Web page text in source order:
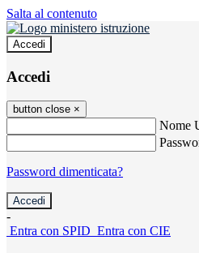
Salta al contenuto
Accedi
Accedi
button close ×
Nome
Password dimenticata?
-
Entra con SPID Entra con CIE